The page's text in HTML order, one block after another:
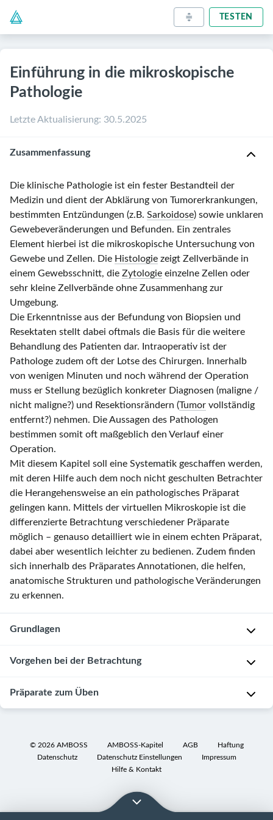
TESTEN
Einführung in die mikroskopische
Pathologie
Letzte Aktualisierung: 30.5.2025
Zusammenfassung
Die klinische Pathologie ist ein fester Bestandteil der
Medizin und dient der Abklärung von Tumorerkrankungen,
bestimmten Entzündungen (z.B. Sarkoidose) sowie unklaren
Gewebeveränderungen und Befunden. Ein zentrales
Element hierbei ist die mikroskopische Untersuchung von
Gewebe und Zellen. Die Histologie zeigt Zellverbände in
einem Gewebsschnitt, die Zytologie einzelne Zellen oder
sehr kleine Zellverbände ohne Zusammenhang zur
Umgebung.
Die Erkenntnisse aus der Befundung von Biopsien und
Resektaten stellt dabei oftmals die Basis für die weitere
Behandlung des Patienten dar. Intraoperativ ist der
Pathologe zudem oft der Lotse des Chirurgen. Innerhalb
von wenigen Minuten und noch während der Operation
muss er Stellung bezüglich konkreter Diagnosen (maligne /
nicht maligne?) und Resektionsrändern (Tumor vollständig
entfernt?) nehmen. Die Aussagen des Pathologen
bestimmen somit oft maßgeblich den Verlauf einer
Operation.
Mit diesem Kapitel soll eine Systematik geschaffen werden,
mit deren Hilfe auch dem noch nicht geschulten Betrachter
die Herangehensweise an ein pathologisches Präparat
gelingen kann. Mittels der virtuellen Mikroskopie ist die
differenzierte Betrachtung verschiedener Präparate
möglich – genauso detailliert wie in einem echten Präparat,
dabei aber wesentlich leichter zu bedienen. Zudem finden
sich innerhalb des Präparates Annotationen, die helfen,
anatomische Strukturen und pathologische Veränderungen
zu erkennen.
Grundlagen
Vom
Verdacht
zum
Ergeben
des
Vorgehen bei der Betrachtung
Im
Regelfall
Verdachtsdiagnose
Präparate zum Üben
Beispiele
zur
© 2026AMBOSS AMBOSS-Kapitel AGB
Haftung
Datenschutz
Datenschutz Einstellungen
Impressum
Hilfe & Kontakt